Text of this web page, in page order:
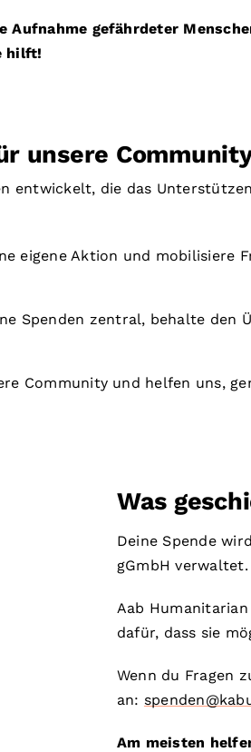
gefährdeter
hilft!
unsere
entwickelt, die das
eigene Aktion und mobilisiere
Spenden zentral, behalte den
Community und helfen uns,
Was
Deine Spende
gGmbH verwaltet.
Aab
dafür, dass sie
Wenn du Fragen
an:
Am meisten